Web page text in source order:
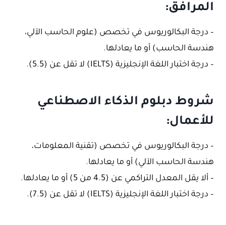
المرافق:
– درجة البكالوريوس في تخصص (علوم الحاسب الآلي،
هندسة الحاسب) أو ما يعادلها.
– درجة اختبار اللغة الإنجليزية (IELTS) لا تقل عن (5.5).
شروط دبلوم الذكاء الاصطناعي
للأعمال:
– درجة البكالوريوس في تخصص (تقنية المعلومات،
هندسة الحاسب الآلي) أو ما يعادلها.
– ألا يقل المعدل التراكمي عن (4.5 من 5) أو ما يعادلها.
– درجة اختبار اللغة الإنجليزية (IELTS) لا تقل عن (7.5).